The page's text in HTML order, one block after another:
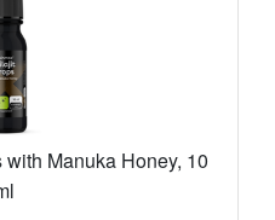
Manuka Honey, 10